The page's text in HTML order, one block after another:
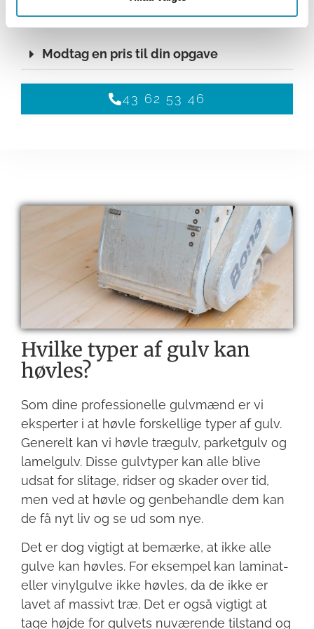
give dig en mere præcis pris.
Modtag en pris til din opgave
43 62 53 46
Hvilke typer af gulv kan
høvles?
Som dine professionelle gulvmænd er vi
eksperter i at høvle forskellige typer af gulv.
Generelt kan vi høvle trægulv, parketgulv og
lamelgulv. Disse gulvtyper kan alle blive
udsat for slitage, ridser og skader over tid,
men ved at høvle og genbehandle dem kan
de få nyt liv og se ud som nye.
Det er dog vigtigt at bemærke, at ikke alle
gulve kan høvles. For eksempel kan laminat-
eller vinylgulve ikke høvles, da de ikke er
lavet af massivt træ. Det er også vigtigt at
tage højde for gulvets nuværende tilstand og